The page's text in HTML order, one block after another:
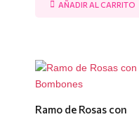
AÑADIR AL CARRITO
Ramo de Rosas con